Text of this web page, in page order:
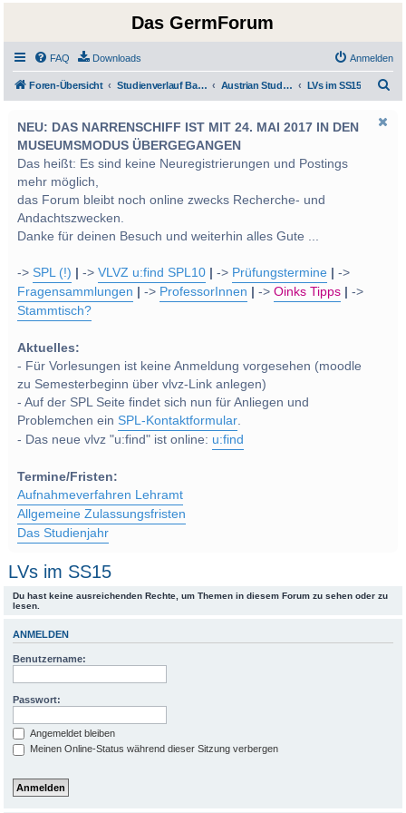
Das GermForum
FAQ Downloads Anmelden
Foren-Übersicht Studienverlauf Bachelor-/Masterstudien sowie UF Deutsch Austrian Studies LVs im SS15
NEU: DAS NARRENSCHIFF IST MIT 24. MAI 2017 IN DEN
MUSEUMSMODUS ÜBERGEGANGEN
Das heißt: Es sind keine Neuregistrierungen und Postings
mehr möglich,
das Forum bleibt noch online zwecks Recherche- und
Andachtszwecken.
Danke für deinen Besuch und weiterhin alles Gute ...
->SPL (!) ->VLVZ u:find SPL10 -> Prüfungstermine
->
Fragensammlungen
-> ProfessorInnen ->Oinks Tipps
->
Stammtisch?
Aktuelles:
- Für Vorlesungen ist keine Anmeldung vorgesehen (moodle
zu Semesterbeginn über vlvz-Link anlegen)
- Auf der SPL Seite findet sich nun für Anliegen und
Problemchen einSPL-Kontaktformular.
- Das neue vlvz "u:find" ist online: u:find
Termine/Fristen:
Aufnahmeverfahren Lehramt
Allgemeine Zulassungsfristen
Das Studienjahr
LVs im SS15
Du hast keine ausreichenden Rechte, um Themen in diesem Forum zu sehen oder zu
lesen.
ANMELDEN
Benutzername:
Passwort:
Angemeldet bleiben
Meinen Online-Status während dieser Sitzung verbergen